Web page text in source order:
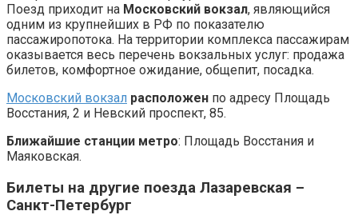
Поезд приходит на Московский вокзал, являющийся
одним из крупнейших в РФ по показателю
пассажиропотока. На территории комплекса пассажирам
оказывается весь перечень вокзальных услуг: продажа
билетов, комфортное ожидание, общепит, посадка.
Московский вокзал расположен по адресу Площадь
Восстания, 2 и Невский проспект, 85.
Ближайшие станции метро: Площадь Восстания и
Маяковская.
Билеты на другие поезда Лазаревская –
Санкт-Петербург